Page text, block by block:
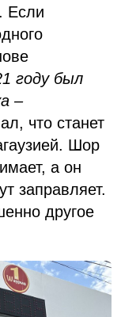
Если
году был
–
что станет
Шор
а он
заправляет.
другое